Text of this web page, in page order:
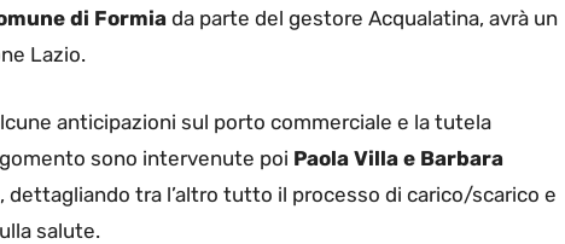
di Formia da parte del gestore Acqualatina, avrà un
Lazio.
anticipazioni sul porto commerciale e la tutela
sono intervenute poi Paola Villa e Barbara
dettagliando tra l’altro tutto il processo di carico/scarico e
salute.